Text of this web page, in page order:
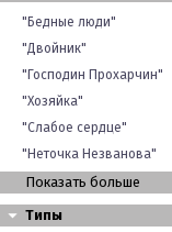
"Бедные люди"
"Двойник"
"Господин Прохарчин"
"Хозяйка"
"Слабое сердце"
"Неточка Незванова"
Показать больше
Типы